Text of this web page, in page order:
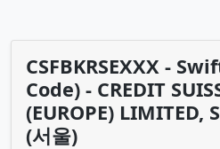
CSFBKRSEXXX -
Code) - CREDIT
(EUROPE) LIMITED,
(서울)